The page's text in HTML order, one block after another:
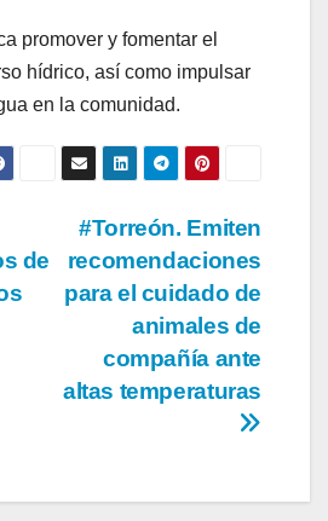
promover y fomentar el
hídrico, así como impulsar
en la comunidad.
#Torreón. Emiten
recomendaciones
para el cuidado de
animales de
compañía ante
altas temperaturas
de